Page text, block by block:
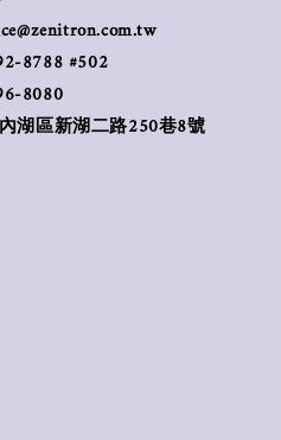
8788 #502
8080
湖區新湖二路250巷8號